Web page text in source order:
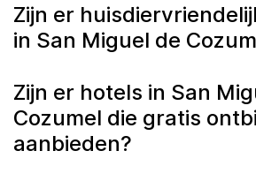
Zijn er
in San Miguel de
Zijn er hotels in San
Cozumel die gratis
aanbieden?